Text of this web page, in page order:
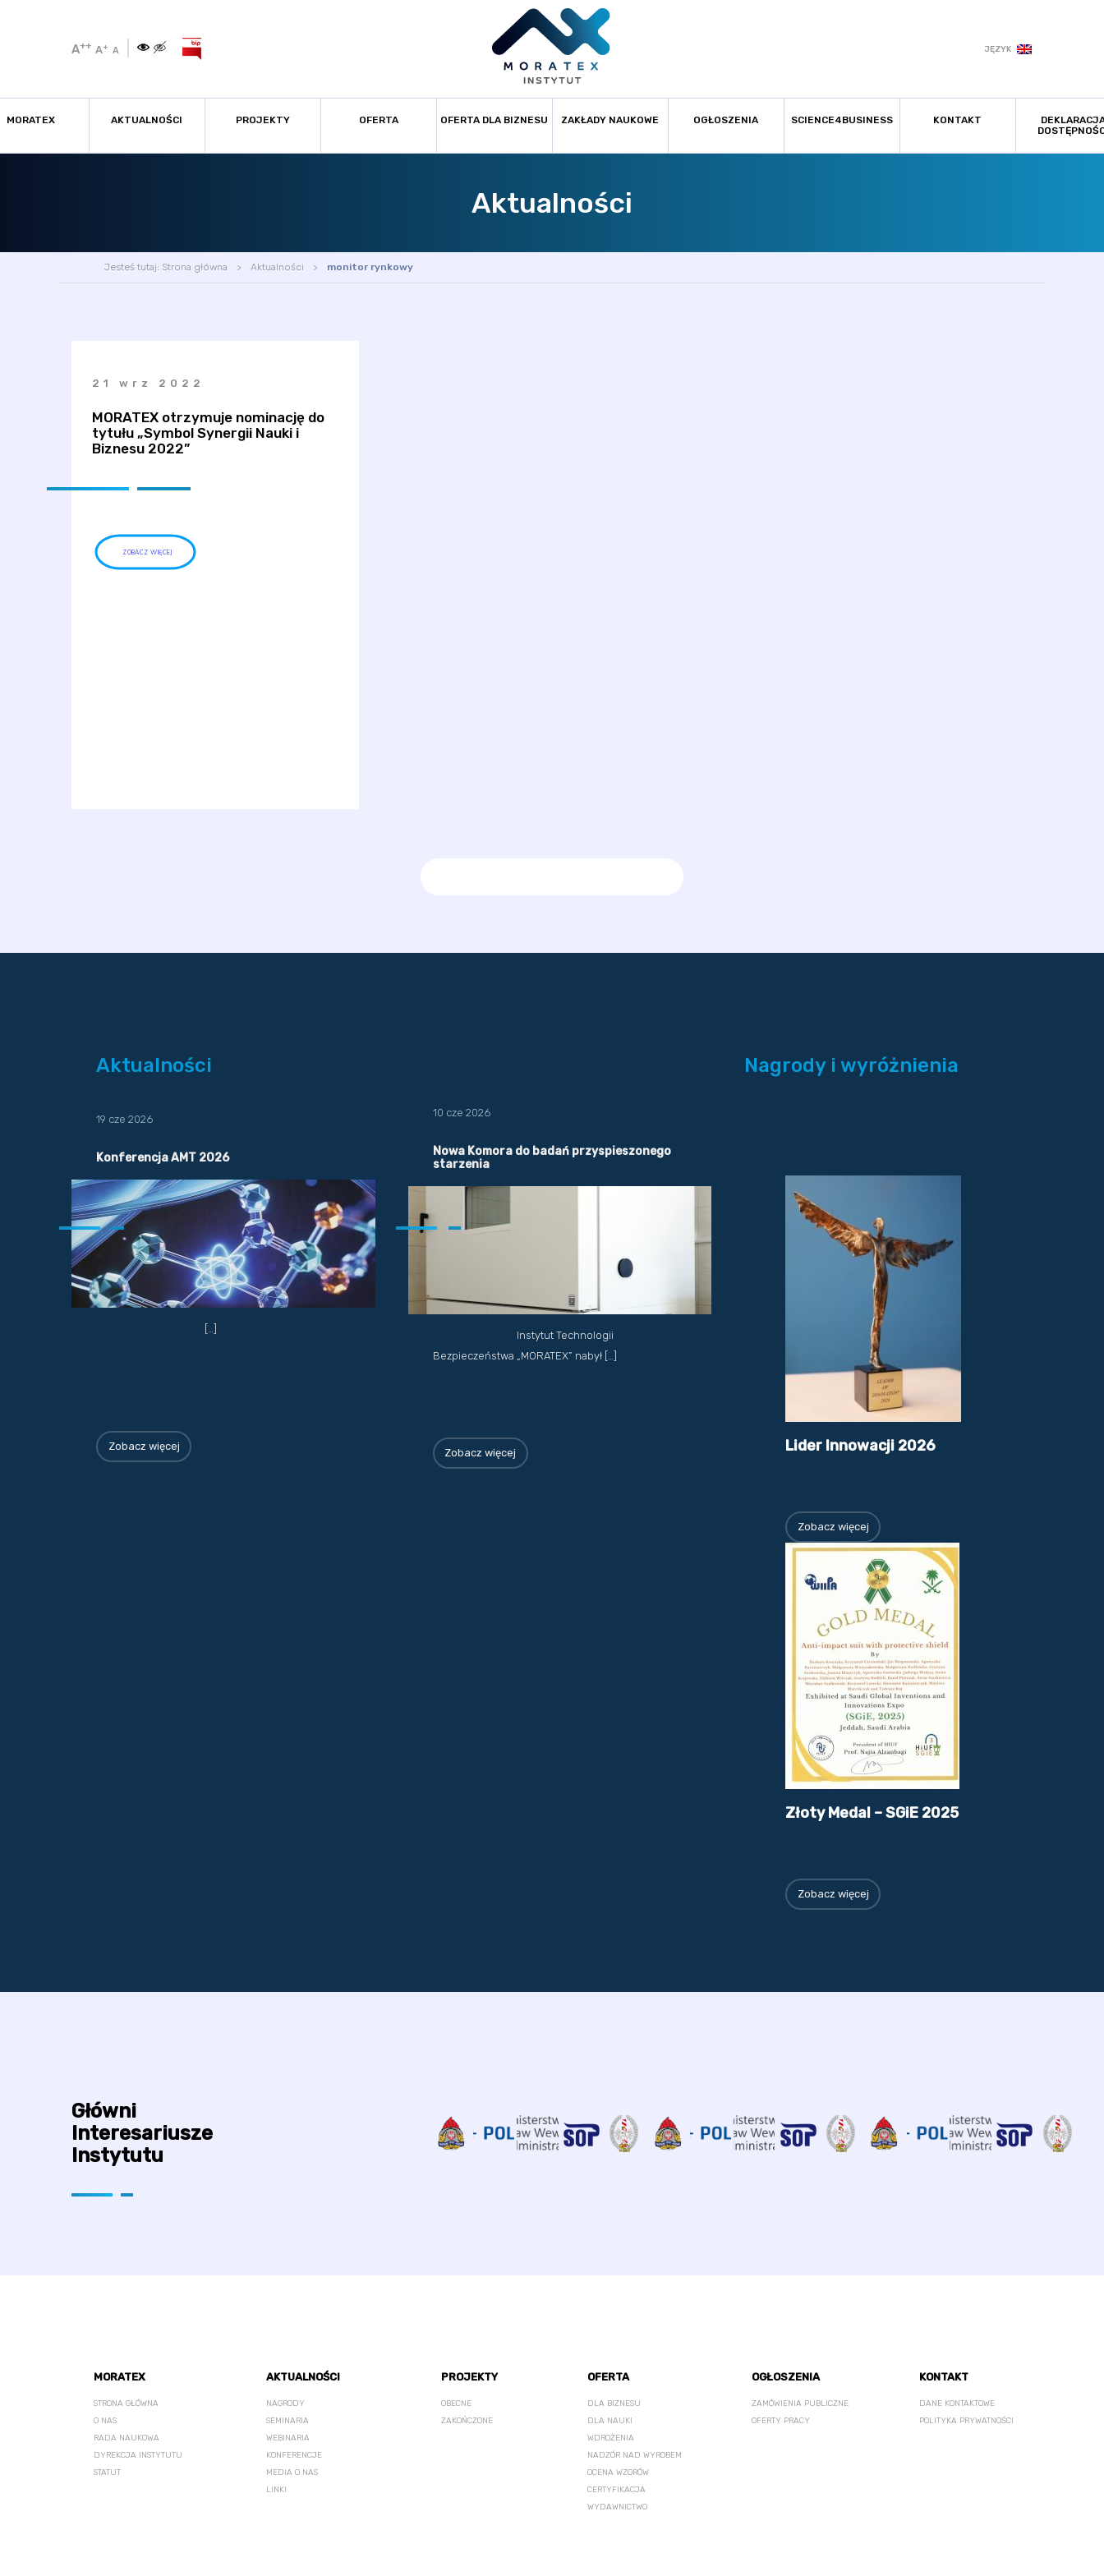
A++ A+ A JĘZYK
MORATEX AKTUALNOŚCI PROJEKTY OFERTA OFERTA DLA BIZNESU ZAKŁADY NAUKOWE OGŁOSZENIA SCIENCE4BUSINESS KONTAKT
Aktualności
Jesteś tutaj: Strona główna Aktualności monitor rynkowy
21 wrz 2022
MORATEX otrzymuje nominację do
tytułu „Symbol Synergii Nauki i
Biznesu 2022”
ZOBACZ WIĘCEJ
Aktualności
19 cze 2026
Konferencja AMT 2026
[…]
Zobacz więcej
10 cze 2026
Nowa Komora do badań przyspieszonego
starzenia
Instytut Technologii
Bezpieczeństwa „MORATEX” nabył […]
Zobacz więcej
Nagrody i wyróżnienia
Lider Innowacji 2026
Zobacz więcej
Złoty Medal – SGiE 2025
Zobacz więcej
Główni
Interesariusze
Instytutu
MORATEX
STRONA GŁÓWNA
O NAS
RADA NAUKOWA
DYREKCJA INSTYTUTU
STATUT
AKTUALNOŚCI
NAGRODY
SEMINARIA
WEBINARIA
KONFERENCJE
MEDIA O NAS
LINKI
PROJEKTY
OBECNE
ZAKOŃCZONE
OFERTA
DLA BIZNESU
DLA NAUKI
WDROŻENIA
NADZÓR NAD WYROBEM
OCENA WZORÓW
CERTYFIKACJA
WYDAWNICTWO
OGŁOSZENIA
ZAMÓWIENIA PUBLICZNE
OFERTY PRACY
KONTAKT
DANE KONTAKTOWE
POLITYKA PRYWATNOŚCI